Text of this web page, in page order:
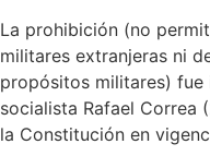
La prohibición (no
militares extranjeras ni
propósitos militares)
socialista Rafael Correa
la Constitución en